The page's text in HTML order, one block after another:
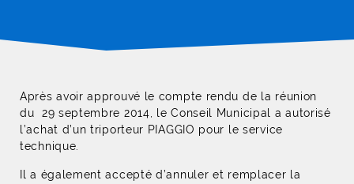
Après avoir approuvé le compte rendu de la réunion
du 29 septembre 2014, le Conseil Municipal a autorisé
l’achat d’un triporteur PIAGGIO pour le service
technique.
Il a également accepté d’annuler et remplacer la